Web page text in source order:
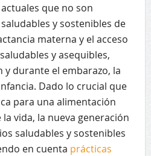
que no son
y sostenibles de
materna y el acceso
y asequibles,
y durante el embarazo, la
Dado lo crucial que
para una alimentación
vida, la nueva generación
saludables y sostenibles
en cuenta prácticas